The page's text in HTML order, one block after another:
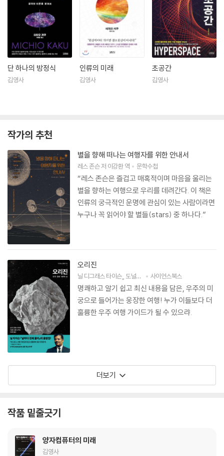
단 하나의 방정식
김영사
인류의 미래
김영사
초공간
김영사
작가의 추천
별을 향해 떠나는 여행자를 위한 안내서
레스 존슨저 이강환역 문학수첩
“레스 존슨은 즐겁고 매혹적이며 마음을 울리는
별을 향하는 여행으로 우리를 데려간다. 이 책은
인류의 궁극적인 운명에 관심이 있는 사람이라면
누구나 꼭 읽어야 할 별들(stars) 중 하나다.”
오리진
닐 디그래스 타이슨, 도널드 골드스미스 저곽영직
사이언스북스
명쾌하고 알기 쉽고 최신 내용을 담은, 우주의 미
궁으로 들어가는 웅장한 여행! 누가 이들보다 더
훌륭한 우주 여행 가이드가 될 수 있으랴.
더보기
작품 밑줄긋기
양자컴퓨터의 미래
김영사